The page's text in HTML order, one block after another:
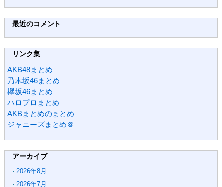
最近のコメント
リンク集
AKB48まとめ
乃木坂46まとめ
欅坂46まとめ
ハロプロまとめ
AKBまとめのまとめ
ジャニーズまとめ＠
アーカイブ
2026年8月
2026年7月